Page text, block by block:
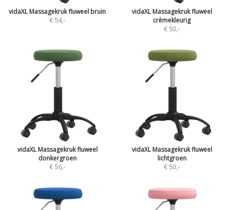
vidaXL Massagekruk fluweel bruin
€ 54,-
vidaXL Massagekruk fluweel
crèmekleurig
€ 50,-
vidaXL Massagekruk fluweel
donkergroen
€ 56,-
vidaXL Massagekruk fluweel
lichtgroen
€ 50,-